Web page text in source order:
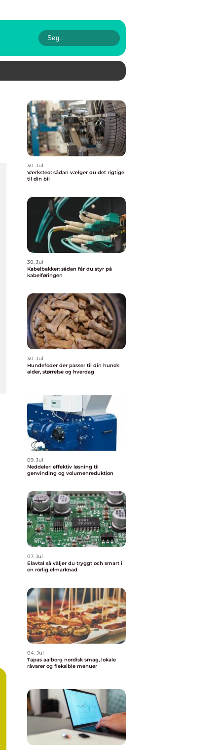
30. Jul
Værksted: sådan vælger du det rigtige
til din bil
30. Jul
Kabelbakker: sådan får du styr på
kabelføringen
30. Jul
Hundefoder der passer til din hunds
alder, størrelse og hverdag
09. Jul
Neddeler: effektiv løsning til
genvinding og volumenreduktion
07. Jul
Elavtal så väljer du tryggt och smart i
en rörlig elmarknad
04. Jul
Tapas aalborg nordisk smag, lokale
råvarer og fleksible menuer